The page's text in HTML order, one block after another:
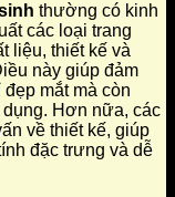
thường có kinh
các loại trang
liệu, thiết kế và
này giúp đảm
mắt mà còn
Hơn nữa, các
về thiết kế, giúp
đặc trưng và dễ